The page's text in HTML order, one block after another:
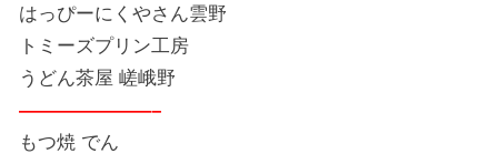
はっぴーにくやさん雲野
トミーズプリン工房
うどん茶屋 嵯峨野
———————–
もつ焼 でん